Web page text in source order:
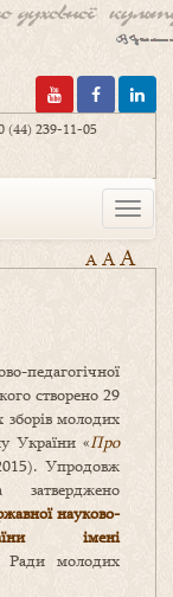
(44) 239-11-05
Toggle
A AA
педагогічної
створено 29
зборів молодих
України «Про
Упродовж
затверджено
науково-
імені
Ради молодих